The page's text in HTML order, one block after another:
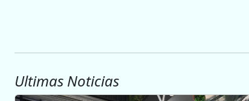
Ultimas Noticias